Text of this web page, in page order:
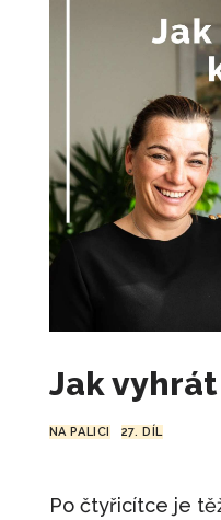
Jak
NA PALICI 27. DÍL
Po čtyřicítce je
Trénink:
Kč
Vítězný
490Kč
Karta:
100Kč
Osobní